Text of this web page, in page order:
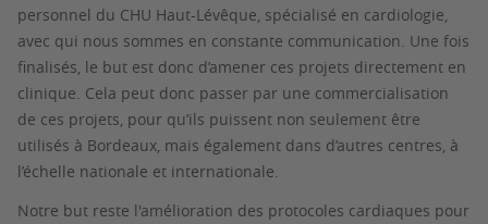
personnel du CHU Haut-Lévêque, spécialisé en cardiologie,
avec qui nous sommes en constante communication. Une fois
finalisés, le but est donc d’amener ces projets directement en
clinique. Cela peut donc passer par une commercialisation
de ces projets, pour qu’ils puissent non seulement être
utilisés à Bordeaux, mais également dans d’autres centres, à
l’échelle nationale et internationale.
Notre but reste l'amélioration des protocoles cardiaques pour